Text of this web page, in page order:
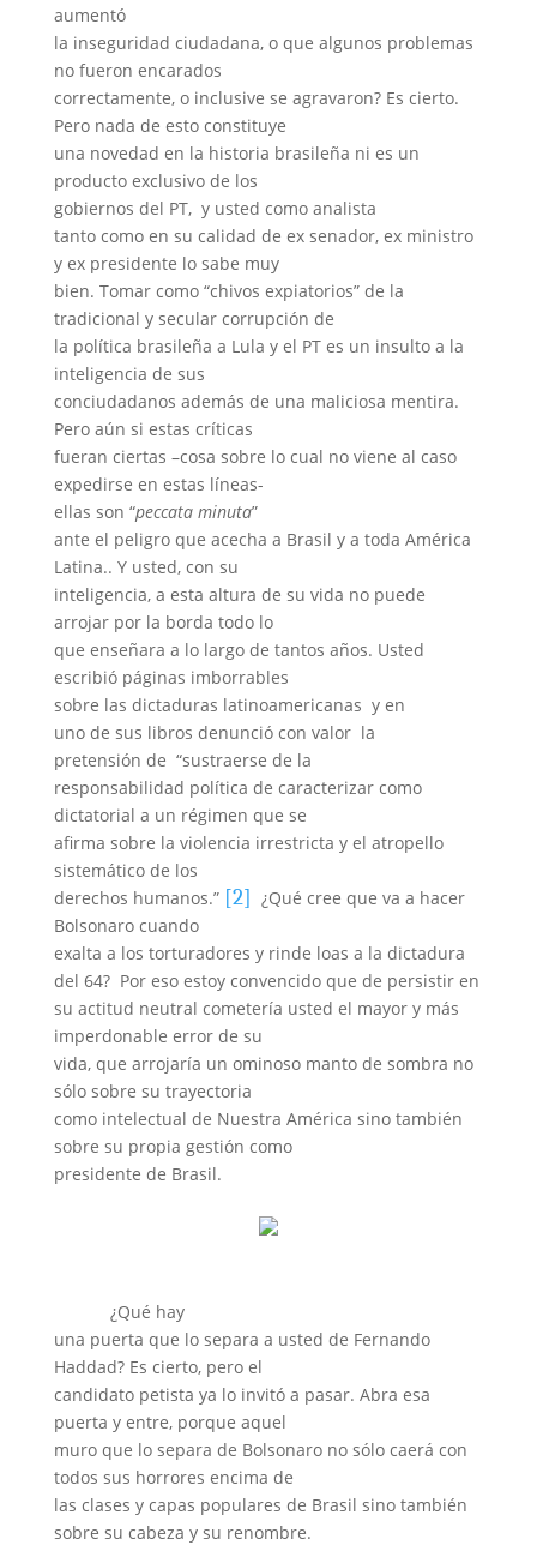
aumentó
la inseguridad ciudadana, o que algunos problemas
no fueron encarados
correctamente, o inclusive se agravaron? Es cierto.
Pero nada de esto constituye
una novedad en la historia brasileña ni es un
producto exclusivo de los
gobiernos del PT, y usted como analista
tanto como en su calidad de ex senador, ex ministro
y ex presidente lo sabe muy
bien. Tomar como “chivos expiatorios” de la
tradicional y secular corrupción de
la política brasileña a Lula y el PT es un insulto a la
inteligencia de sus
conciudadanos además de una maliciosa mentira.
Pero aún si estas críticas
fueran ciertas –cosa sobre lo cual no viene al caso
expedirse en estas líneas-
ellas son “peccata minuta”
ante el peligro que acecha a Brasil y a toda América
Latina.. Y usted, con su
inteligencia, a esta altura de su vida no puede
arrojar por la borda todo lo
que enseñara a lo largo de tantos años. Usted
escribió páginas imborrables
sobre las dictaduras latinoamericanas y en
uno de sus libros denunció con valor la
pretensión de “sustraerse de la
responsabilidad política de caracterizar como
dictatorial a un régimen que se
afirma sobre la violencia irrestricta y el atropello
sistemático de los
derechos humanos.” [2] ¿Qué cree que va a hacer
Bolsonaro cuando
exalta a los torturadores y rinde loas a la dictadura
del 64? Por eso estoy convencido que de persistir en
su actitud neutral cometería usted el mayor y más
imperdonable error de su
vida, que arrojaría un ominoso manto de sombra no
sólo sobre su trayectoria
como intelectual de Nuestra América sino también
sobre su propia gestión como
presidente de Brasil.
¿Qué hay
una puerta que lo separa a usted de Fernando
Haddad? Es cierto, pero el
candidato petista ya lo invitó a pasar. Abra esa
puerta y entre, porque aquel
muro que lo separa de Bolsonaro no sólo caerá con
todos sus horrores encima de
las clases y capas populares de Brasil sino también
sobre su cabeza y su renombre.